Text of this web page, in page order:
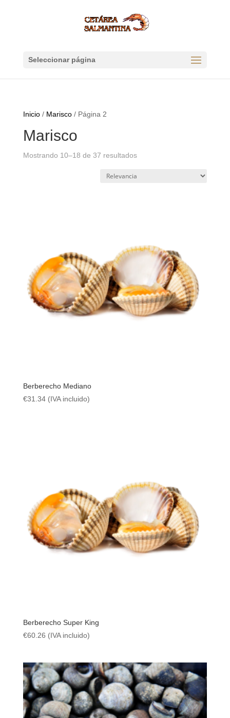
Seleccionar página
Inicio/ Marisco/ Página 2
Marisco
Mostrando 10–18 de 37 resultados
Berberecho Mediano
€31.34 (IVA incluido)
Berberecho Super King
€60.26 (IVA incluido)